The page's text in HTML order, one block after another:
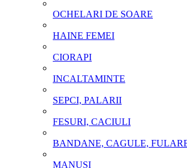
OCHELARI DE SOARE
HAINE FEMEI
CIORAPI
INCALTAMINTE
SEPCI, PALARII
FESURI, CACIULI
BANDANE, CAGULE,
MANUSI